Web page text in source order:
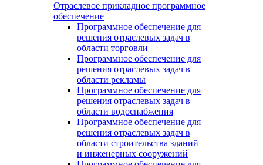
Отраслевое прикладное программное
обеспечение
Программное обеспечение для
решения отраслевых задач в
области торговли
Программное обеспечение для
решения отраслевых задач в
области рекламы
Программное обеспечение для
решения отраслевых задач в
области водоснабжения
Программное обеспечение для
решения отраслевых задач в
области строительства зданий
и инженерных сооружений